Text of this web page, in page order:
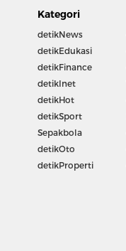
Kategori
detikNews
detikEdukasi
detikFinance
detikInet
detikHot
detikSport
Sepakbola
detikOto
detikProperti